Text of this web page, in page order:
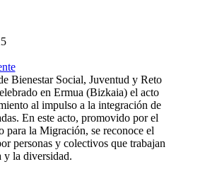
Bienestar Social, Juventud y Reto
en Ermua (Bizkaia) el acto
al impulso a la integración de
En este acto, promovido por el
para la Migración, se reconoce el
personas y colectivos que trabajan
y la diversidad.